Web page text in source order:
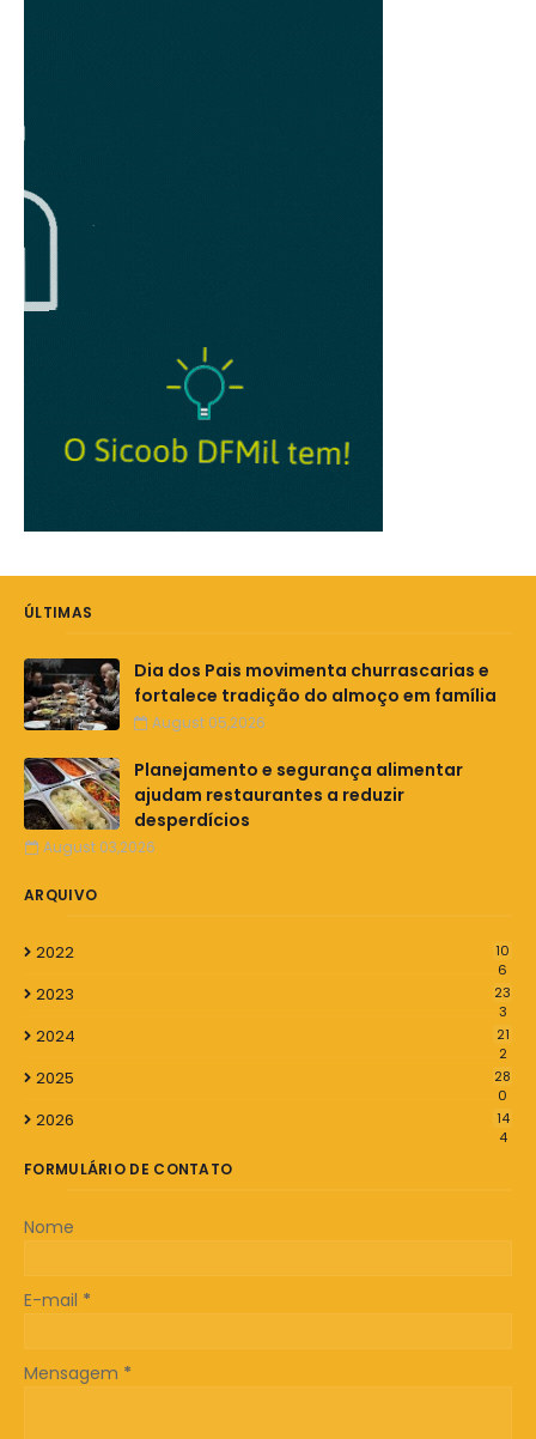
ÚLTIMAS
Dia dos Pais movimenta churrascarias e
fortalece tradição do almoço em família
August 05,2026
Planejamento e segurança alimentar
ajudam restaurantes a reduzir
desperdícios
August 03,2026
ARQUIVO
2022
10
6
2023
23
3
2024
21
2
2025
28
0
2026
14
4
FORMULÁRIO DE CONTATO
Nome
E-mail *
Mensagem *